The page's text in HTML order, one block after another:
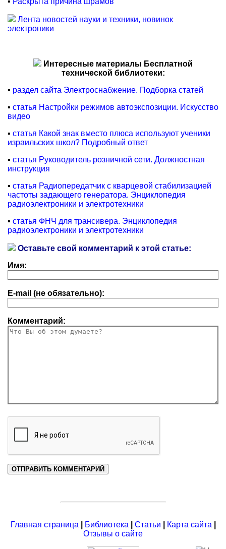
Лента новостей науки и техники, новинок
электроники
Интересные материалы Бесплатной
технической библиотеки:
▪ раздел сайта Электроснабжение. Подборка статей
▪ статья Настройки режимов автоэкспозиции. Искусство
видео
▪ статья Какой знак вместо плюса используют ученики
израильских школ? Подробный ответ
▪ статья Руководитель розничной сети. Должностная
инструкция
▪ статья Радиопередатчик с кварцевой стабилизацией
частоты задающего генератора. Энциклопедия
радиоэлектроники и электротехники
▪ статья ФНЧ для трансивера. Энциклопедия
радиоэлектроники и электротехники
Оставьте свой комментарий к этой статье:
Имя:
E-mail (не обязательно):
Комментарий:
Главная страница Библиотека Статьи Карта сайта
Отзывы о сайте